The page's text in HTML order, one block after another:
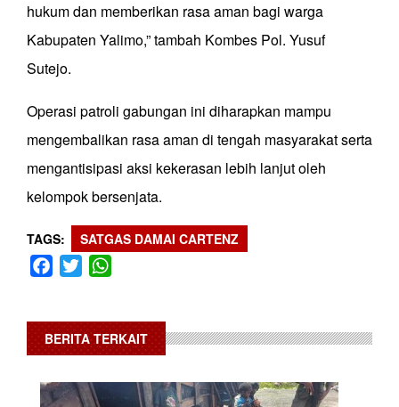
hukum dan memberikan rasa aman bagi warga
Kabupaten Yalimo,” tambah Kombes Pol. Yusuf
Sutejo.
Operasi patroli gabungan ini diharapkan mampu
mengembalikan rasa aman di tengah masyarakat serta
mengantisipasi aksi kekerasan lebih lanjut oleh
kelompok bersenjata.
TAGS SATGAS DAMAI CARTENZ
Facebook
Twitter
BERITA TERKAIT